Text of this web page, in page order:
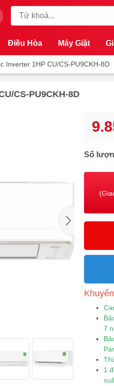
Điều Hòa Máy Giặt
Inverter 1HP CU/CS-PU9CKH-8D
CS-PU9CKH-8D
Số
7
1